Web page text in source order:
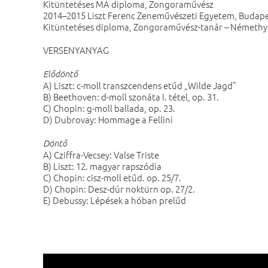
Kitüntetéses MA diploma, Zongoraművész
2014–2015 Liszt Ferenc Zeneművészeti Egyetem,
Kitüntetéses diploma, Zongoraművész-tanár –
VERSENYANYAG
Elődöntő
A) Liszt: c-moll transzcendens etűd „Wilde Jagd”
B) Beethoven: d-moll szonáta I. tétel, op. 31.
C) Chopin: g-moll ballada, op. 23.
D) Dubrovay: Hommage a Fellini
Döntő
A) Cziffra-Vecsey: Valse Triste
B) Liszt: 12. magyar rapszódia
C) Chopin: cisz-moll etűd. op. 25/7.
D) Chopin: Desz-dúr noktürn op. 27/2.
E) Debussy: Lépések a hóban prelűd